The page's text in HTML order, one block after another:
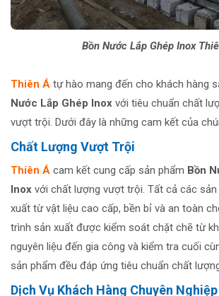
Bồn Nước Lắp Ghép Inox
Thiên Á tự hào mang đến cho khách hàng
Nước Lắp Ghép Inox với tiêu chuẩn chất
vượt trội. Dưới đây là những cam kết của
Chất Lượng Vượt Trội
Thiên Á cam kết cung cấp sản phẩm Bồn
Inox với chất lượng vượt trội. Tất cả các
xuất từ vật liệu cao cấp, bền bỉ và an toàn
trình sản xuất được kiểm soát chặt chẽ từ
nguyên liệu đến gia công và kiểm tra cuối
sản phẩm đều đáp ứng tiêu chuẩn chất
Dịch Vụ Khách Hàng Chuyên Nghiệp